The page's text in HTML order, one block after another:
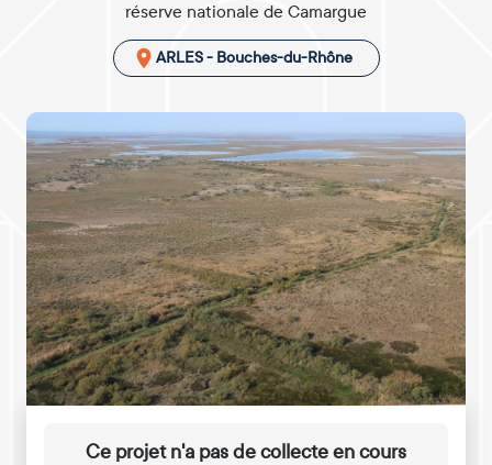
réserve nationale de Camargue
ARLES - Bouches-du-Rhône
Ce projet n'a pas de collecte en cours